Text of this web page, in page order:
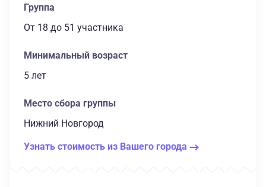
Группа
От 18 до 51 участника
Минимальный возраст
5 лет
Место сбора группы
Нижний Новгород
Узнать стоимость из Вашего города